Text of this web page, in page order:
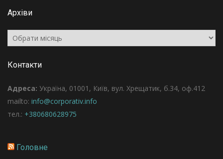
Архіви
Архіви
Контакти
Адреса: Україна, 01001, Київ, вул. Хрещатик, б.34, оф.412
mailto: info@corporativ.info
тел.: +380680628975
Головне